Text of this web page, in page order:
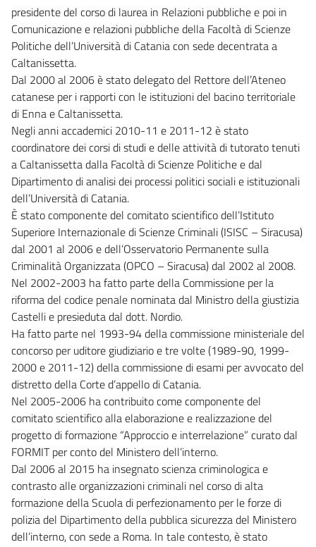
presidente del corso di laurea in Relazioni pubbliche e poi in
Comunicazione e relazioni pubbliche della Facoltà di Scienze
Politiche dell’Università di Catania con sede decentrata a
Caltanissetta.
Dal 2000 al 2006 è stato delegato del Rettore dell’Ateneo
catanese per i rapporti con le istituzioni del bacino territoriale
di Enna e Caltanissetta.
Negli anni accademici 2010-11 e 2011-12 è stato
coordinatore dei corsi di studi e delle attività di tutorato tenuti
a Caltanissetta dalla Facoltà di Scienze Politiche e dal
Dipartimento di analisi dei processi politici sociali e istituzionali
dell’Università di Catania.
È stato componente del comitato scientifico dell’Istituto
Superiore Internazionale di Scienze Criminali (ISISC – Siracusa)
dal 2001 al 2006 e dell’Osservatorio Permanente sulla
Criminalità Organizzata (OPCO – Siracusa) dal 2002 al 2008.
Nel 2002-2003 ha fatto parte della Commissione per la
riforma del codice penale nominata dal Ministro della giustizia
Castelli e presieduta dal dott. Nordio.
Ha fatto parte nel 1993-94 della commissione ministeriale del
concorso per uditore giudiziario e tre volte (1989-90, 1999-
2000 e 2011-12) della commissione di esami per avvocato del
distretto della Corte d’appello di Catania.
Nel 2005-2006 ha contribuito come componente del
comitato scientifico alla elaborazione e realizzazione del
progetto di formazione “Approccio e interrelazione” curato dal
FORMIT per conto del Ministero dell’interno.
Dal 2006 al 2015 ha insegnato scienza criminologica e
contrasto alle organizzazioni criminali nel corso di alta
formazione della Scuola di perfezionamento per le forze di
polizia del Dipartimento della pubblica sicurezza del Ministero
dell’interno, con sede a Roma. In tale contesto, è stato